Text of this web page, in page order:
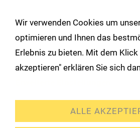
Navigation öffnen
Anmeldung
Bitte melden Sie sich mit Ihrem
Wir verwenden Cookies um
optimieren und Ihnen das
Erlebnis zu bieten. Mit dem Klick
akzeptieren" erklären Sie sich
ALLE